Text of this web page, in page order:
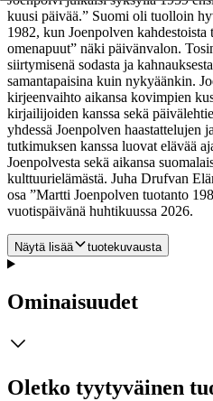
kuusi päivää.” Suomi oli tuolloin
1982, kun Joenpolven
omenapuut” näki päivänvalon.
siirtymisenä sodasta ja
samantapaisina kuin nykyäänkin.
kirjeenvaihto aikansa kovimpien
kirjailijoiden kanssa sekä
yhdessä Joenpolven haastattelujen
tutkimuksen kanssa luovat elävää
Joenpolvesta sekä aikansa
kulttuurielämästä. Juha Drufvan
osa ”Martti Joenpolven tuotanto
vuotispäivänä huhtikuussa 2026.
Näytä lisää tuotekuvausta
Ominaisuudet
Oletko tyytyväinen